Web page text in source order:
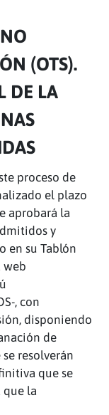
(OTS).
DE LA
proceso de
el plazo
aprobará la
y
en su Tablón
web
, con
disponiendo
de
resolverán
que se
que la